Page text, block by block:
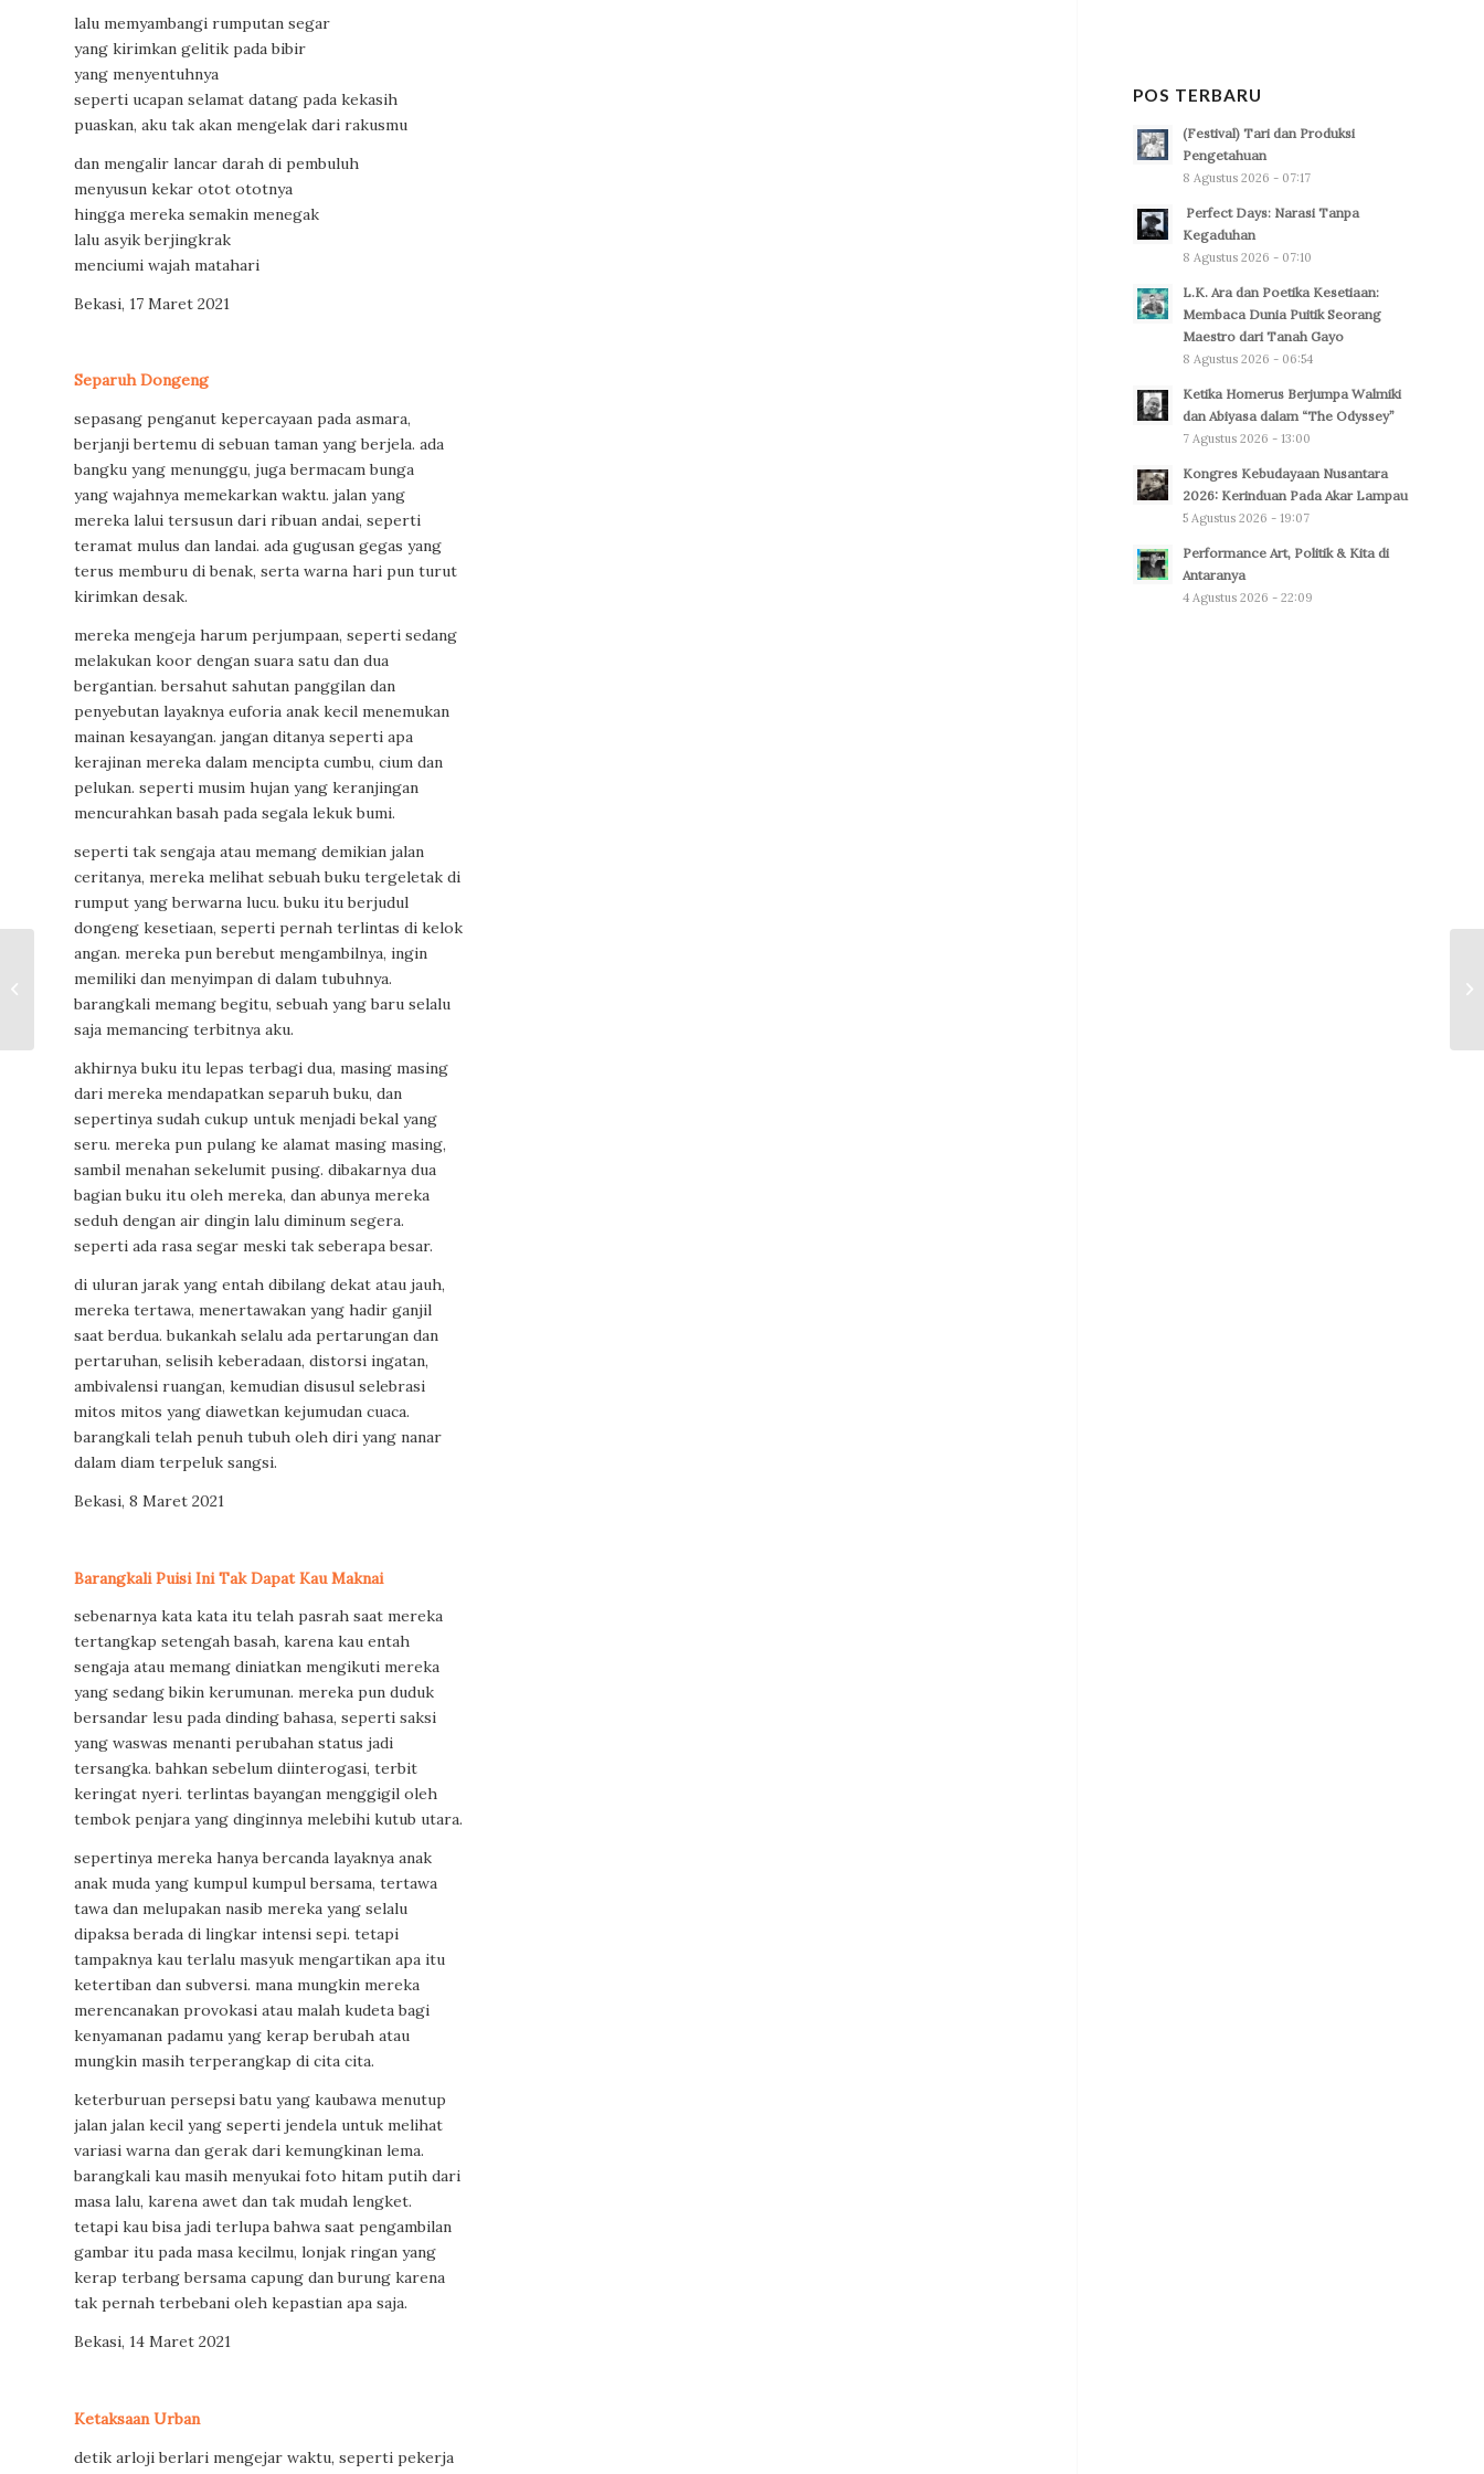
lalu memyambangi rumputan segar
yang kirimkan gelitik pada bibir
yang menyentuhnya
seperti ucapan selamat datang pada kekasih
puaskan, aku tak akan mengelak dari rakusmu
dan mengalir lancar darah di pembuluh
menyusun kekar otot ototnya
hingga mereka semakin menegak
lalu asyik berjingkrak
menciumi wajah matahari
Bekasi, 17 Maret 2021
Separuh Dongeng
sepasang penganut kepercayaan pada asmara,
berjanji bertemu di sebuan taman yang berjela. ada
bangku yang menunggu, juga bermacam bunga
yang wajahnya memekarkan waktu. jalan yang
mereka lalui tersusun dari ribuan andai, seperti
teramat mulus dan landai. ada gugusan gegas yang
terus memburu di benak, serta warna hari pun turut
kirimkan desak.
mereka mengeja harum perjumpaan, seperti sedang
melakukan koor dengan suara satu dan dua
bergantian. bersahut sahutan panggilan dan
penyebutan layaknya euforia anak kecil menemukan
mainan kesayangan. jangan ditanya seperti apa
kerajinan mereka dalam mencipta cumbu, cium dan
pelukan. seperti musim hujan yang keranjingan
mencurahkan basah pada segala lekuk bumi.
seperti tak sengaja atau memang demikian jalan
ceritanya, mereka melihat sebuah buku tergeletak di
rumput yang berwarna lucu. buku itu berjudul
dongeng kesetiaan, seperti pernah terlintas di kelok
angan. mereka pun berebut mengambilnya, ingin
memiliki dan menyimpan di dalam tubuhnya.
barangkali memang begitu, sebuah yang baru selalu
saja memancing terbitnya aku.
akhirnya buku itu lepas terbagi dua, masing masing
dari mereka mendapatkan separuh buku, dan
sepertinya sudah cukup untuk menjadi bekal yang
seru. mereka pun pulang ke alamat masing masing,
sambil menahan sekelumit pusing. dibakarnya dua
bagian buku itu oleh mereka, dan abunya mereka
seduh dengan air dingin lalu diminum segera.
seperti ada rasa segar meski tak seberapa besar.
di uluran jarak yang entah dibilang dekat atau jauh,
mereka tertawa, menertawakan yang hadir ganjil
saat berdua. bukankah selalu ada pertarungan dan
pertaruhan, selisih keberadaan, distorsi ingatan,
ambivalensi ruangan, kemudian disusul selebrasi
mitos mitos yang diawetkan kejumudan cuaca.
barangkali telah penuh tubuh oleh diri yang nanar
dalam diam terpeluk sangsi.
Bekasi, 8 Maret 2021
Barangkali Puisi Ini Tak Dapat Kau Maknai
sebenarnya kata kata itu telah pasrah saat mereka
tertangkap setengah basah, karena kau entah
sengaja atau memang diniatkan mengikuti mereka
yang sedang bikin kerumunan. mereka pun duduk
bersandar lesu pada dinding bahasa, seperti saksi
yang waswas menanti perubahan status jadi
tersangka. bahkan sebelum diinterogasi, terbit
keringat nyeri. terlintas bayangan menggigil oleh
tembok penjara yang dinginnya melebihi kutub utara.
sepertinya mereka hanya bercanda layaknya anak
anak muda yang kumpul kumpul bersama, tertawa
tawa dan melupakan nasib mereka yang selalu
dipaksa berada di lingkar intensi sepi. tetapi
tampaknya kau terlalu masyuk mengartikan apa itu
ketertiban dan subversi. mana mungkin mereka
merencanakan provokasi atau malah kudeta bagi
kenyamanan padamu yang kerap berubah atau
mungkin masih terperangkap di cita cita.
keterburuan persepsi batu yang kaubawa menutup
jalan jalan kecil yang seperti jendela untuk melihat
variasi warna dan gerak dari kemungkinan lema.
barangkali kau masih menyukai foto hitam putih dari
masa lalu, karena awet dan tak mudah lengket.
tetapi kau bisa jadi terlupa bahwa saat pengambilan
gambar itu pada masa kecilmu, lonjak ringan yang
kerap terbang bersama capung dan burung karena
tak pernah terbebani oleh kepastian apa saja.
Bekasi, 14 Maret 2021
Ketaksaan Urban
detik arloji berlari mengejar waktu, seperti pekerja
POS TERBARU
(Festival) Tari dan Produksi
Pengetahuan
8 Agustus 2026 - 07:17
Perfect Days: Narasi Tanpa
Kegaduhan
8 Agustus 2026 - 07:10
L.K. Ara dan Poetika Kesetiaan:
Membaca Dunia Puitik Seorang
Maestro dari Tanah Gayo
8 Agustus 2026 - 06:54
Ketika Homerus Berjumpa Walmiki
dan Abiyasa dalam “The Odyssey”
7 Agustus 2026 - 13:00
Kongres Kebudayaan Nusantara
2026: Kerinduan Pada Akar Lampau
5 Agustus 2026 - 19:07
Performance Art, Politik & Kita di
Antaranya
4 Agustus 2026 - 22:09
Hukum Besi Sepak